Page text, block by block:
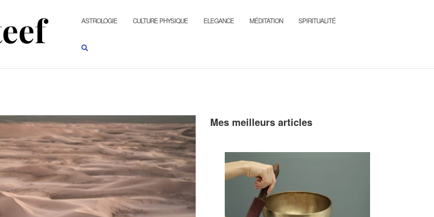
ASTROLOGIE CULTURE PHYSIQUE ELEGANCE MÉDITATION SPIRITUALITÉ
Mes meilleurs articles